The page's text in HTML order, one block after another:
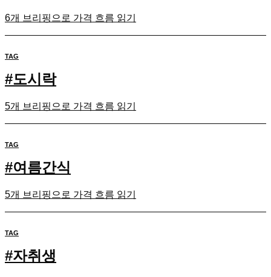
6개 브리핑으로 가격 흐름 읽기
TAG
#도시락
5개 브리핑으로 가격 흐름 읽기
TAG
#여름간식
5개 브리핑으로 가격 흐름 읽기
TAG
#자취생